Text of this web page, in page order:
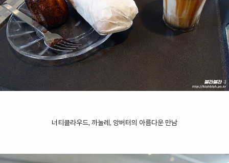
너티클라우드, 까눌레, 앙버터의 아름다운 만남